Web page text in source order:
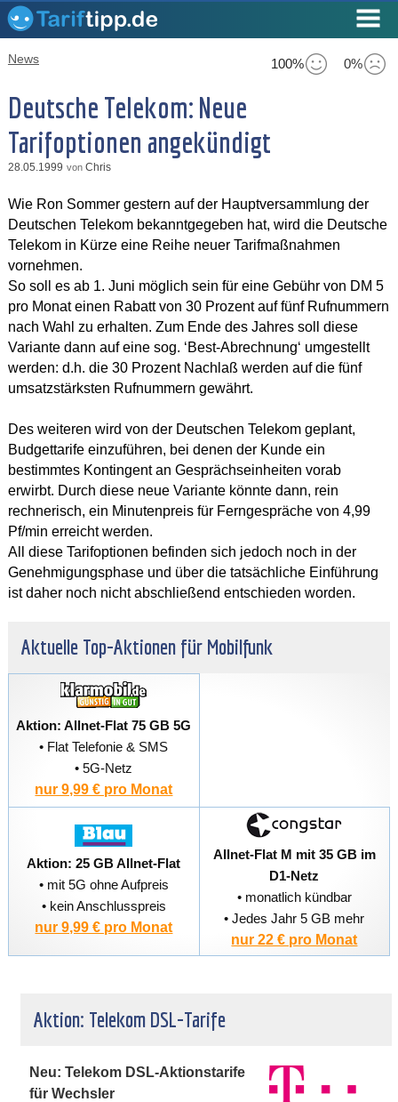
100% 0%
News
Deutsche Telekom: Neue
Tarifoptionen angekündigt
28.05.1999 von Chris
Wie Ron Sommer gestern auf der Hauptversammlung der
Deutschen Telekom bekanntgegeben hat, wird die Deutsche
Telekom in Kürze eine Reihe neuer Tarifmaßnahmen
vornehmen.
So soll es ab 1. Juni möglich sein für eine Gebühr von DM 5
pro Monat einen Rabatt von 30 Prozent auf fünf Rufnummern
nach Wahl zu erhalten. Zum Ende des Jahres soll diese
Variante dann auf eine sog. ‘Best-Abrechnung‘ umgestellt
werden: d.h. die 30 Prozent Nachlaß werden auf die fünf
umsatzstärksten Rufnummern gewährt.
Des weiteren wird von der Deutschen Telekom geplant,
Budgettarife einzuführen, bei denen der Kunde ein
bestimmtes Kontingent an Gesprächseinheiten vorab
erwirbt. Durch diese neue Variante könnte dann, rein
rechnerisch, ein Minutenpreis für Ferngespräche von 4,99
Pf/min erreicht werden.
All diese Tarifoptionen befinden sich jedoch noch in der
Genehmigungsphase und über die tatsächliche Einführung
ist daher noch nicht abschließend entschieden worden.
Aktuelle Top-Aktionen für Mobilfunk
Aktion: Allnet-Flat 75 GB 5G
• Flat Telefonie & SMS
• 5G-Netz
nur 9,99 € pro Monat
Aktion: 25 GB Allnet-Flat
• mit 5G ohne Aufpreis
• kein Anschlusspreis
nur 9,99 € pro Monat
Allnet-Flat M mit 35 GB im
D1-Netz
• monatlich kündbar
• Jedes Jahr 5 GB mehr
nur 22 € pro Monat
Aktion: Telekom DSL-Tarife
Neu: Telekom DSL-Aktionstarife
für Wechsler